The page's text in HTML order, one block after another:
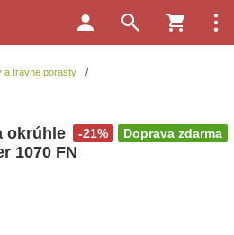
a trávne porasty /
Doprava zdarma
-21%
okrúhle
1070 FN